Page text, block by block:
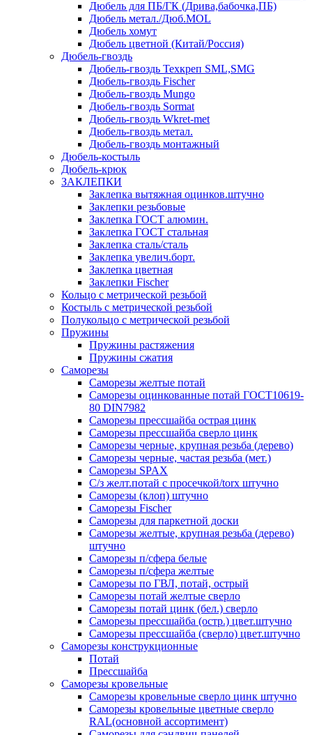
Дюбель для ПБ/ГК (Дрива,бабочка,ПБ)
Дюбель метал./Дюб.MOL
Дюбель хомут
Дюбель цветной (Китай/Россия)
Дюбель-гвоздь
Дюбель-гвоздь Техкреп SML,SMG
Дюбель-гвоздь Fischer
Дюбель-гвоздь Mungo
Дюбель-гвоздь Sormat
Дюбель-гвоздь Wkret-met
Дюбель-гвоздь метал.
Дюбель-гвоздь монтажный
Дюбель-костыль
Дюбель-крюк
ЗАКЛЕПКИ
Заклепка вытяжная оцинков.штучно
Заклепки резьбовые
Заклепка ГОСТ алюмин.
Заклепка ГОСТ стальная
Заклепка сталь/сталь
Заклепка увелич.борт.
Заклепка цветная
Заклепки Fischer
Кольцо с метрической резьбой
Костыль с метрической резьбой
Полукольцо с метрической резьбой
Пружины
Пружины растяжения
Пружины сжатия
Саморезы
Саморезы желтые потай
Саморезы оцинкованные потай ГОСТ10619-
80 DIN7982
Саморезы прессшайба острая цинк
Саморезы прессшайба сверло цинк
Саморезы черные, крупная резьба (дерево)
Саморезы черные, частая резьба (мет.)
Cаморезы SPAX
С/з желт.потай с просечкой/torx штучно
Саморезы (клоп) штучно
Саморезы Fischer
Саморезы для паркетной доски
Саморезы желтые, крупная резьба (дерево)
штучно
Саморезы п/сфера белые
Саморезы п/сфера желтые
Саморезы по ГВЛ, потай, острый
Саморезы потай желтые сверло
Саморезы потай цинк (бел.) сверло
Саморезы прессшайба (остр.) цвет.штучно
Саморезы прессшайба (сверло) цвет.штучно
Саморезы конструкционные
Потай
Прессшайба
Саморезы кровельные
Саморезы кровельные сверло цинк штучно
Саморезы кровельные цветные сверло
RAL(основной ассортимент)